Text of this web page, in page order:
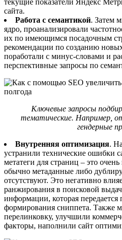
сайта.
Работа с семантикой. Затем
ядро, проанализировали
их по имеющимся посадочным
рекомендации по созданию
поработали с минус-словами и
перспективные запросы по
Ключевые запросы
тематические. Например,
гендерные
Внутренняя оптимизация.
устранили технические ошибки
метатеги для страниц – это
обычно метаданные либо
отсутствуют. Это негативно
ранжирования в поисковой
информации, которая передается
формирования сниппета. Также
перелинковку, улучшили
факторы, наполнили сайт